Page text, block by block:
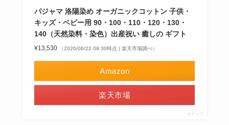
パジャマ 洛陽染め オーガニックコットン 子供・
キッズ・ベビー用 90・100・110・120・130・
140（天然染料・染色）出産祝い 癒しの ギフト
¥13,530 （2026/06/22 09:30時点 | 楽天市場調べ）
Amazon
楽天市場
ポチップ